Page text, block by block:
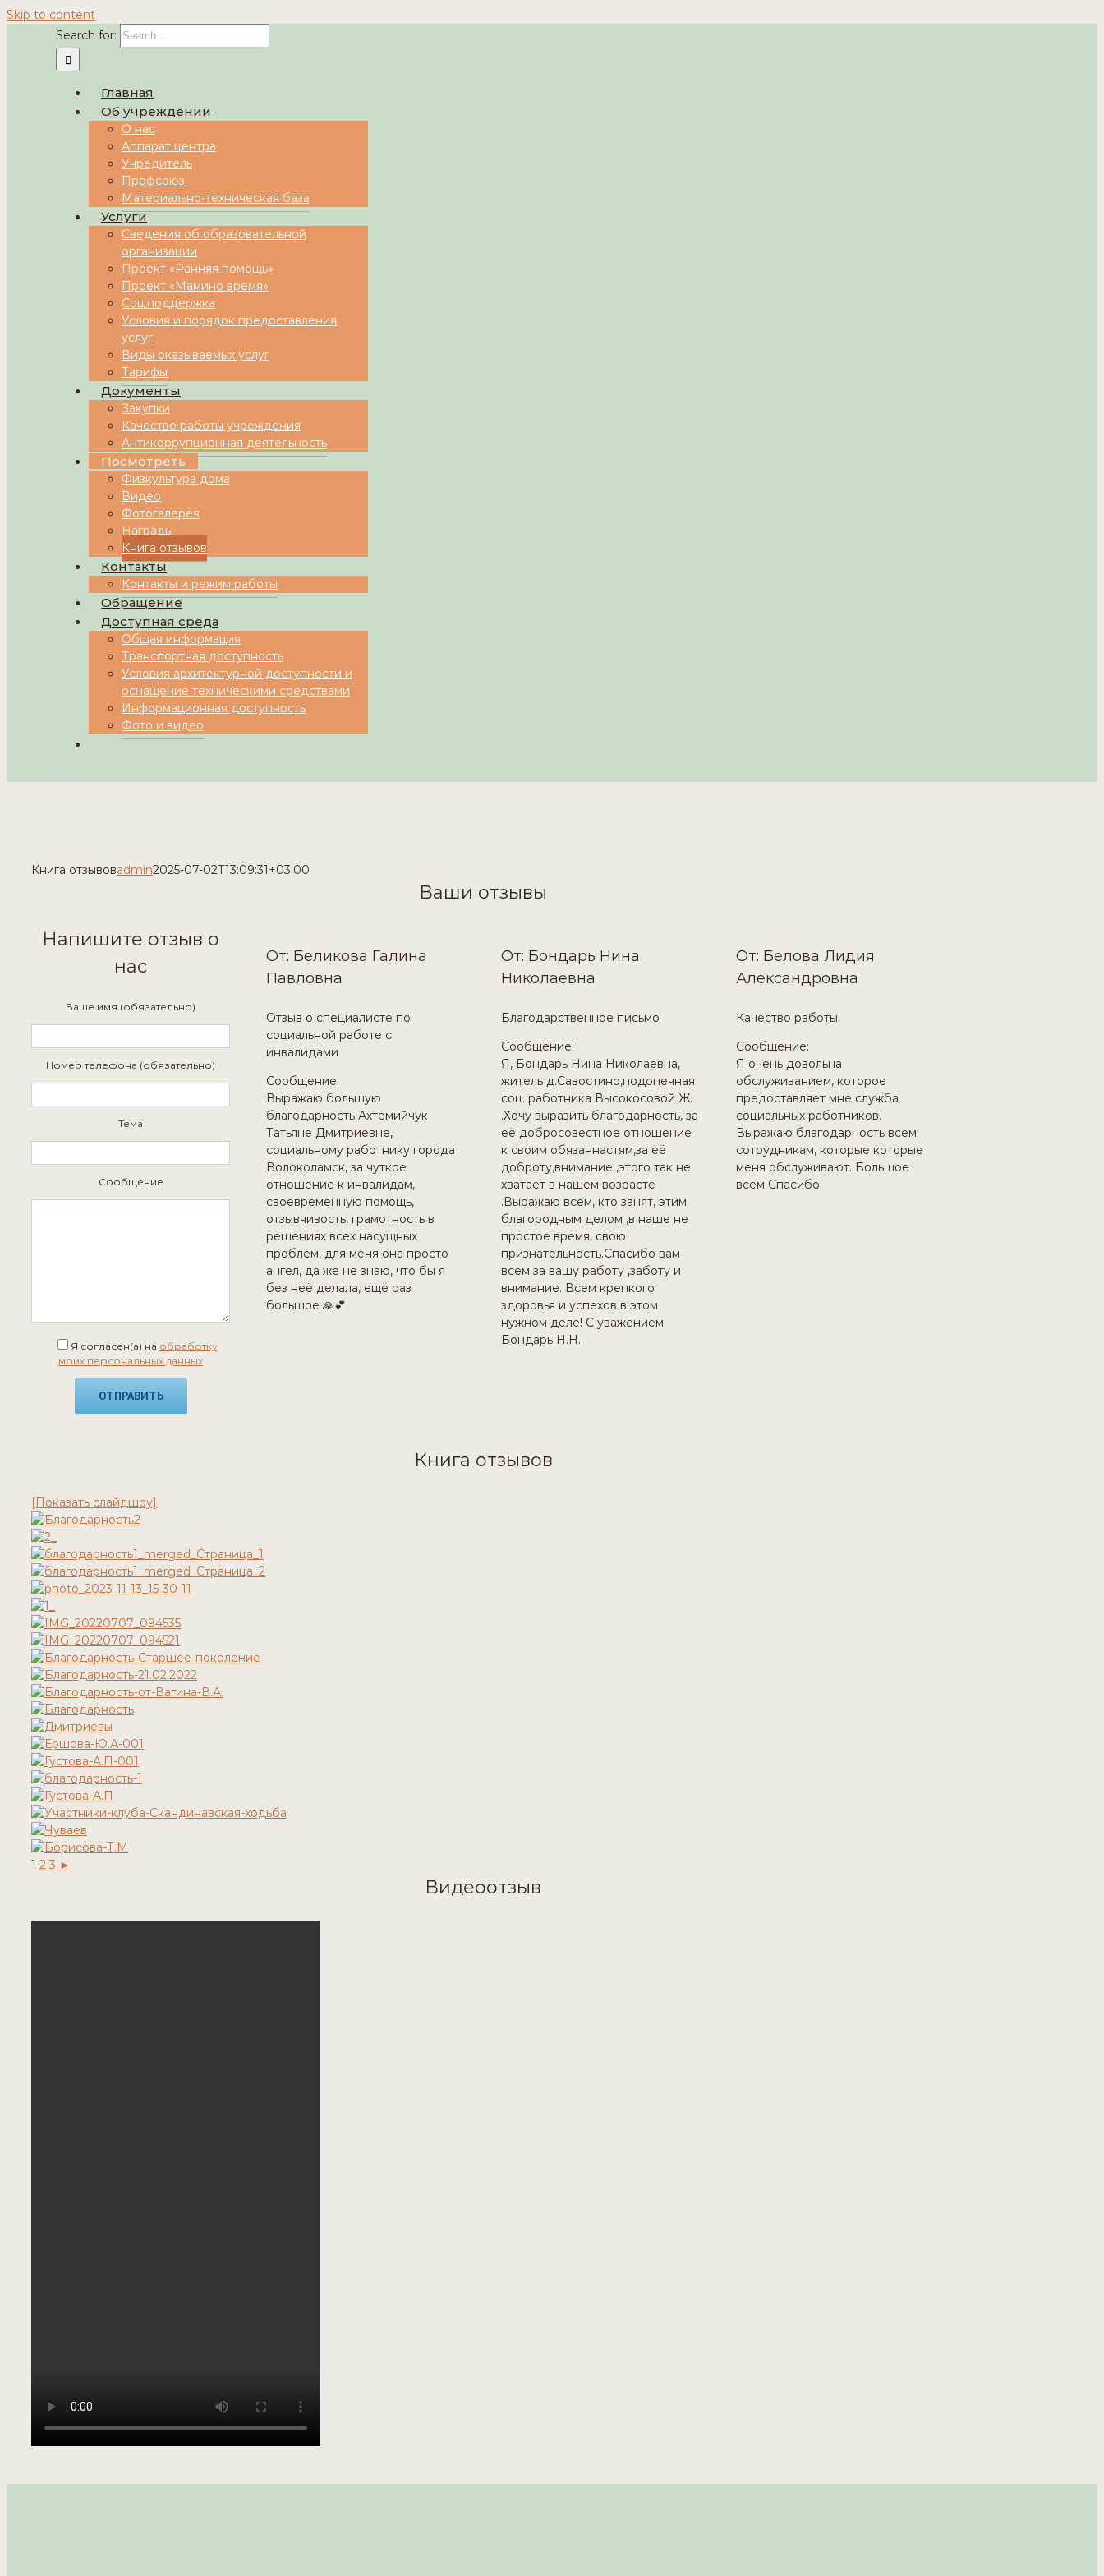
Skip to content
Search for:
Главная
Об учреждении
О нас
Аппарат центра
Учредитель
Профсоюз
Материально-техническая база
Услуги
Сведения об образовательной
организации
Проект «Ранняя помощь»
Проект «Мамино время»
Соц.поддержка
Условия и порядок предоставления
услуг
Виды оказываемых услуг
Тарифы
Документы
Закупки
Качество работы учреждения
Антикоррупционная деятельность
Посмотреть
Физкультура дома
Видео
Фотогалерея
Награды
Книга отзывов
Контакты
Контакты и режим работы
Обращениe
Доступная среда
Общая информация
Транспортная доступность
Условия архитектурной доступности и
оснащение техническими средствами
Информационная доступность
Фото и видео
Книга отзывовadmin2025-07-02T13:09:31+03:00
Ваши отзывы
Напишите отзыв о
нас
Ваше имя (обязательно)
Номер телефона (обязательно)
Тема
Сообщение
Я согласен(а) на обработку
моих персональных данных
От: Беликова Галина
Павловна
Отзыв о специалисте по
социальной работе с
инвалидами
Сообщение:
Выражаю большую
благодарность Ахтемийчук
Татьяне Дмитриевне,
социальному работнику города
Волоколамск, за чуткое
отношение к инвалидам,
своевременную помощь,
отзывчивость, грамотность в
решениях всех насущных
проблем, для меня она просто
ангел, да же не знаю, что бы я
без неё делала, ещё раз
большое 🙏💕
От: Бондарь Нина
Николаевна
Благодарственное письмо
Сообщение:
Я, Бондарь Нина Николаевна,
житель д.Савостино,подопечная
соц. работника Высокосовой Ж.
.Хочу выразить благодарность, за
её добросовестное отношение
к своим обязаннастям,за её
доброту,внимание ,этого так не
хватает в нашем возрасте
.Выражаю всем, кто занят, этим
благородным делом ,в наше не
простое время, свою
признательность.Спасибо вам
всем за вашу работу ,заботу и
внимание. Всем крепкого
здоровья и успехов в этом
нужном деле! С уважением
Бондарь Н.Н.
От: Белова Лидия
Александровна
Качество работы
Сообщение:
Я очень довольна
обслуживанием, которое
предоставляет мне служба
социальных работников.
Выражаю благодарность всем
сотрудникам, которые которые
меня обслуживают. Большое
всем Спасибо!
Книга отзывов
[Показать слайдшоу]
1 2 3 ►
Видеоотзыв